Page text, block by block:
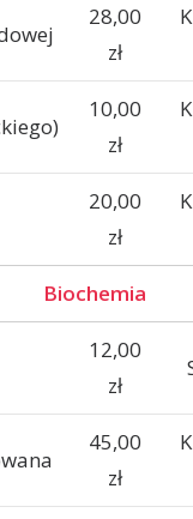
28,00
zł
10,00
zł
20,00
zł
Biochemia
12,00
zł
45,00
zł